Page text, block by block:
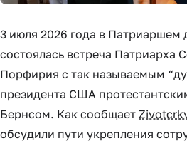
3 июля 2026 года в Патриаршем
состоялась встреча Патриарха
Порфирия с так называемым
президента США
Бернсом. Как сообщает
обсудили пути укрепления